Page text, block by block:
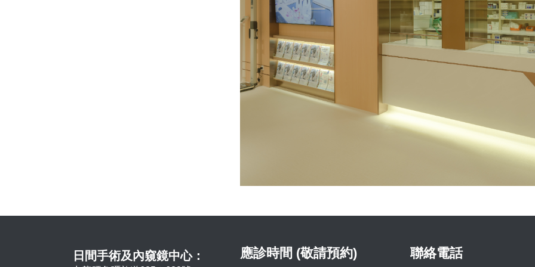
日間手術及內窺鏡中心： 應診時間 (敬請預約) 聯絡電話